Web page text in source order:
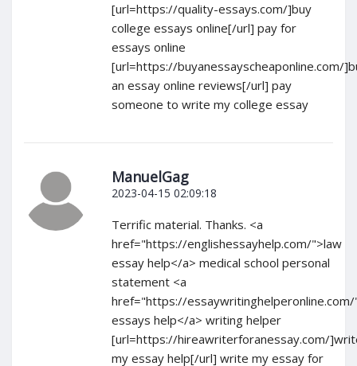
[url=https://quality-essays.com/]buy
college essays online[/url] pay for
essays online
[url=https://buyanessayscheaponline.com/
an essay online reviews[/url] pay
someone to write my college essay
ManuelGag
2023-04-15 02:09:18
Terrific material. Thanks. <a
href="https://englishessayhelp.com/">law
essay help</a> medical school personal
statement <a
href="https://
essays help</a> writing helper
[url=https://hireawriterforanessay.com/
my essay help[/url] write my essay for